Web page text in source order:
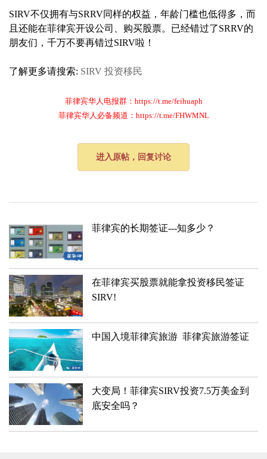
SIRV不仅拥有与SRRV同样的权益，年龄门槛也低得多，而
且还能在菲律宾开设公司、购买股票。已经错过了SRRV的
朋友们，千万不要再错过SIRV啦！
了解更多请搜索: SIRV 投资移民
菲律宾华人电报群：https://t.me/feihuaph
菲律宾华人必备频道：https://t.me/FHWMNL
进入原帖，回复讨论
菲律宾的长期签证---知多少？
在菲律宾买股票就能拿投资移民签证
SIRV!
中国入境菲律宾旅游 菲律宾旅游签证
大变局！菲律宾SIRV投资7.5万美金到
底安全吗？